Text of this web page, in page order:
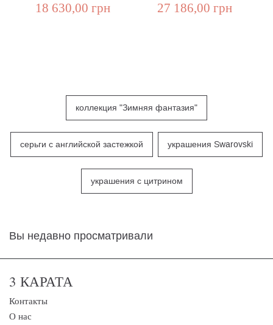
18 630,00 грн 27 186,00 грн
коллекция "Зимняя фантазия"
серьги с английской застежкой украшения Swarovski
украшения с цитрином
Вы недавно просматривали
3 КАРАТА
Контакты
О нас